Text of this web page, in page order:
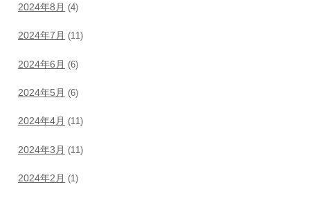
2024年8月 (4)
2024年7月 (11)
2024年6月 (6)
2024年5月 (6)
2024年4月 (11)
2024年3月 (11)
2024年2月 (1)